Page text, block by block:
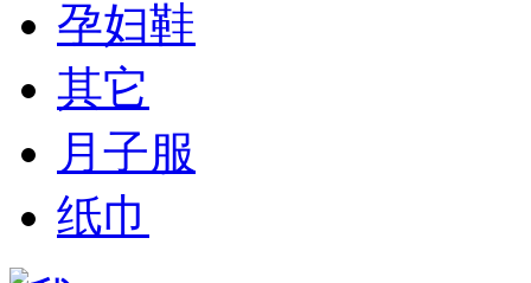
孕妇鞋
其它
月子服
纸巾